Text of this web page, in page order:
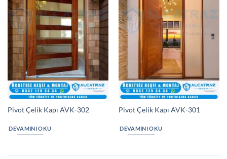
Pivot Çelik Kapı AVK-302
DEVAMINI OKU
Pivot Çelik Kapı AVK-301
DEVAMINI OKU